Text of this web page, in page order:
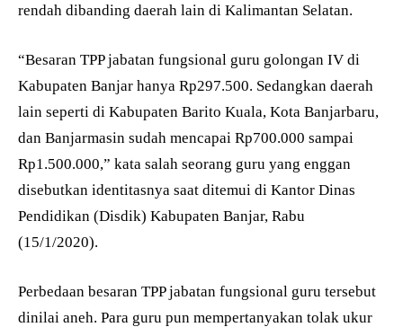
rendah dibanding daerah lain di Kalimantan Selatan.
“Besaran TPP jabatan fungsional guru golongan IV di
Kabupaten Banjar hanya Rp297.500. Sedangkan daerah
lain seperti di Kabupaten Barito Kuala, Kota Banjarbaru,
dan Banjarmasin sudah mencapai Rp700.000 sampai
Rp1.500.000,” kata salah seorang guru yang enggan
disebutkan identitasnya saat ditemui di Kantor Dinas
Pendidikan (Disdik) Kabupaten Banjar, Rabu
(15/1/2020).
Perbedaan besaran TPP jabatan fungsional guru tersebut
dinilai aneh. Para guru pun mempertanyakan tolak ukur